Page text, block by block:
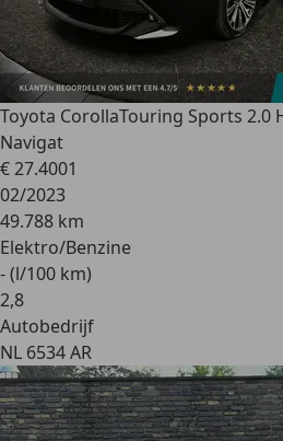
Toyota CorollaTouring Sports 2.0
Navigat
€ 27.4001
02/2023
49.788 km
Elektro/Benzine
- (l/100 km)
2,8
Autobedrijf
NL 6534 AR